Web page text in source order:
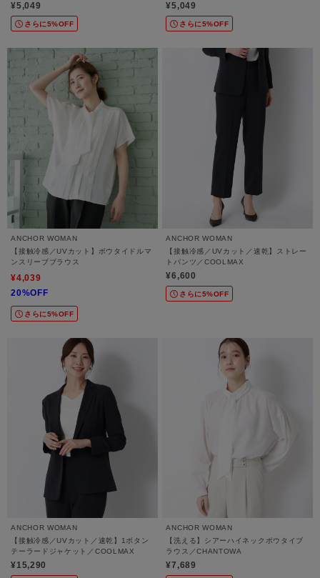
¥5,049
さらに5%OFF
¥5,049
さらに5%OFF
ANCHOR WOMAN
【接触冷感／UVカット】ボウタイドルマ
ンスリーブブラウス
¥4,039
20%OFF
さらに5%OFF
ANCHOR WOMAN
【接触冷感／UVカット／速乾】ストレー
トパンツ／COOLMAX
¥6,600
さらに5%OFF
ANCHOR WOMAN
【接触冷感／UVカット／速乾】1ボタン
テーラードジャケット／COOLMAX
¥15,290
ANCHOR WOMAN
【洗える】シアーハイネックボウタイブ
ラウス／CHANTOWA
¥7,689